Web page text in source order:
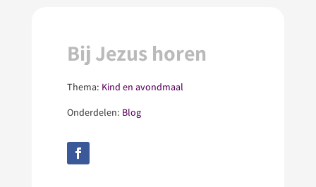
Bij Jezus horen
Thema: Kind en avondmaal
Onderdelen: Blog